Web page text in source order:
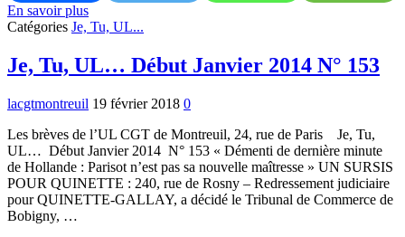
En savoir plusJe,
Tu,
Fin
Janvier
N°
Catégories Je, Tu, UL...
Je, Tu, UL… Début Janvier 2014 N° 153
lacgtmontreuil 19 février 2018 0
Les brèves de l’UL CGT de Montreuil, 24, rue de Paris Je, Tu,
UL… Début Janvier 2014 N° 153 « Démenti de dernière minute
de Hollande : Parisot n’est pas sa nouvelle maîtresse » UN SURSIS
POUR QUINETTE : 240, rue de Rosny – Redressement judiciaire
pour QUINETTE-GALLAY, a décidé le Tribunal de Commerce de
Bobigny, …